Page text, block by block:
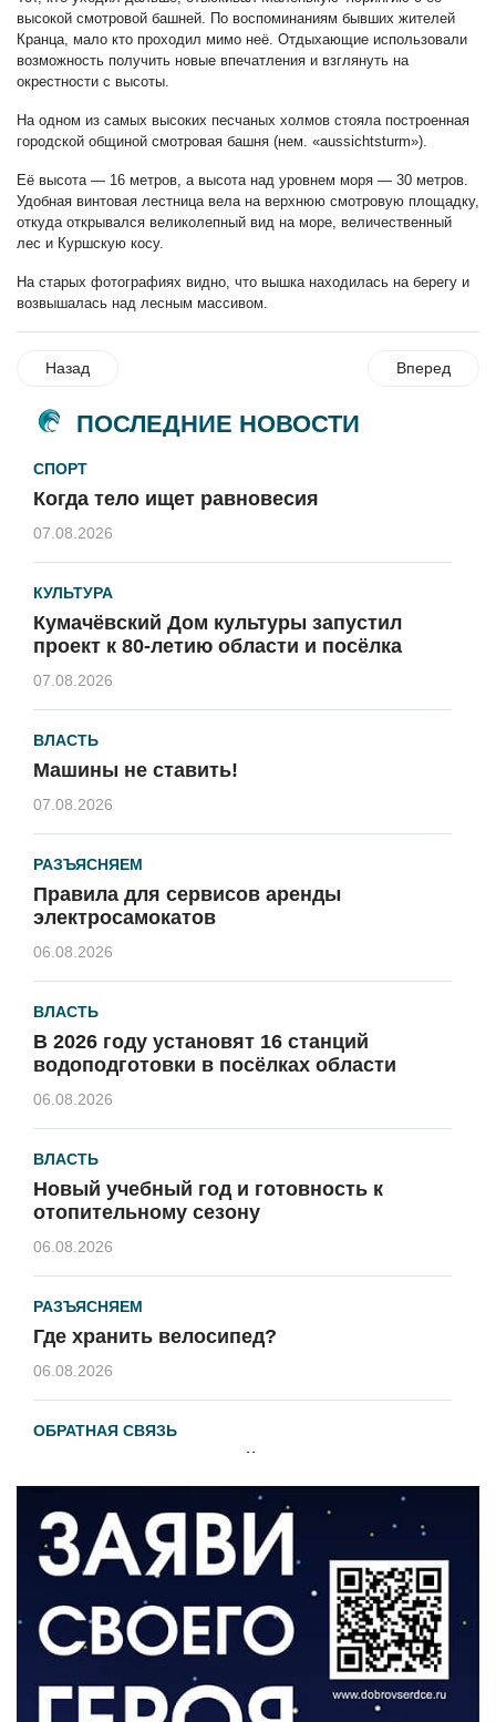
высокой смотровой башней. По воспоминаниям бывших жителей
Кранца, мало кто проходил мимо неё. Отдыхающие использовали
возможность получить новые впечатления и взглянуть на
окрестности с высоты.
На одном из самых высоких песчаных холмов стояла построенная
городской общиной смотровая башня (нем. «аussichtsturm»).
Её высота — 16 метров, а высота над уровнем моря — 30 метров.
Удобная винтовая лестница вела на верхнюю смотровую площадку,
откуда открывался великолепный вид на море, величественный
лес и Куршскую косу.
На старых фотографиях видно, что вышка находилась на берегу и
возвышалась над лесным массивом.
Назад Вперед
ПОСЛЕДНИЕ НОВОСТИ
СПОРТ
Когда тело ищет равновесия
07.08.2026
КУЛЬТУРА
Кумачёвский Дом культуры запустил
проект к 80-летию области и посёлка
07.08.2026
ВЛАСТЬ
Машины не ставить!
07.08.2026
РАЗЪЯСНЯЕМ
Правила для сервисов аренды
электросамокатов
06.08.2026
ВЛАСТЬ
В 2026 году установят 16 станций
водоподготовки в посёлках области
06.08.2026
ВЛАСТЬ
Новый учебный год и готовность к
отопительному сезону
06.08.2026
РАЗЪЯСНЯЕМ
Где хранить велосипед?
06.08.2026
ОБРАТНАЯ СВЯЗЬ
ВЛАСТЬ
День памяти и «Симфония народов»
06.08.2026
Новый настил на экотропе